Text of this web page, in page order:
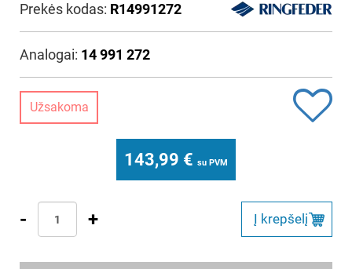
Prekės kodas: R14991272
Analogai: 14 991 272
Užsakoma
143,99 € su PVM
- + Į krepšelį